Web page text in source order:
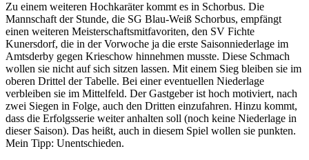
Zu einem weiteren Hochkaräter kommt es in Schorbus. Die
Mannschaft der Stunde, die SG Blau-Weiß Schorbus, empfängt
einen weiteren Meisterschaftsmitfavoriten, den SV Fichte
Kunersdorf, die in der Vorwoche ja die erste Saisonniederlage im
Amtsderby gegen Krieschow hinnehmen musste. Diese Schmach
wollen sie nicht auf sich sitzen lassen. Mit einem Sieg bleiben sie im
oberen Drittel der Tabelle. Bei einer eventuellen Niederlage
verbleiben sie im Mittelfeld. Der Gastgeber ist hoch motiviert, nach
zwei Siegen in Folge, auch den Dritten einzufahren. Hinzu kommt,
dass die Erfolgsserie weiter anhalten soll (noch keine Niederlage in
dieser Saison). Das heißt, auch in diesem Spiel wollen sie punkten.
Mein Tipp: Unentschieden.